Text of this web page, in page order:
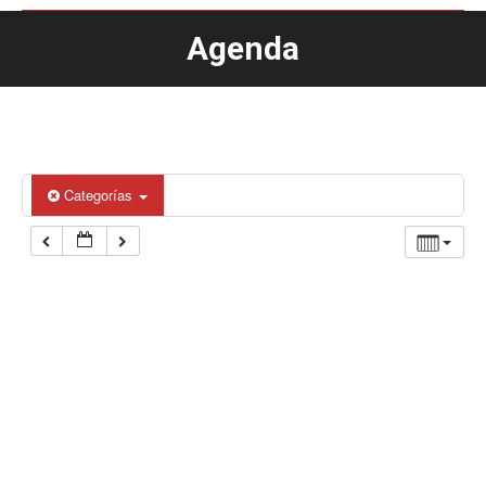
Agenda
Estás aquí:
Categorías